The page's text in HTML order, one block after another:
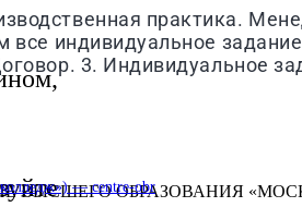
— centre-obr
практика.
индивидуальное
3. Индивидуальное
ВЫСШЕГО ОБРАЗОВАНИЯ